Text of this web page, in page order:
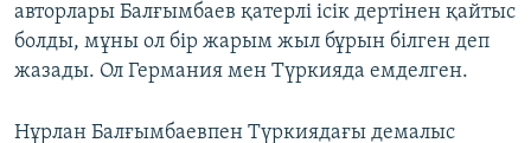
авторлары Балғымбаев қатерлі ісік дертінен қайтыс
болды, мұны ол бір жарым жыл бұрын білген деп
жазады. Ол Германия мен Түркияда емделген.
Нұрлан Балғымбаевпен Түркиядағы демалыс